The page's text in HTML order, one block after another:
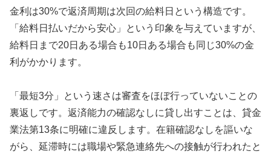
金利は30%で返済周期は次回の給料日という構造です。
「給料日払いだから安心」という印象を与えていますが、
給料日まで20日ある場合も10日ある場合も同じ30%の金
利がかかります。
「最短3分」という速さは審査をほぼ行っていないことの
裏返しです。返済能力の確認なしに貸し出すことは、貸金
業法第13条に明確に違反します。在籍確認なしを謳いな
がら、延滞時には職場や緊急連絡先への接触が行われたと